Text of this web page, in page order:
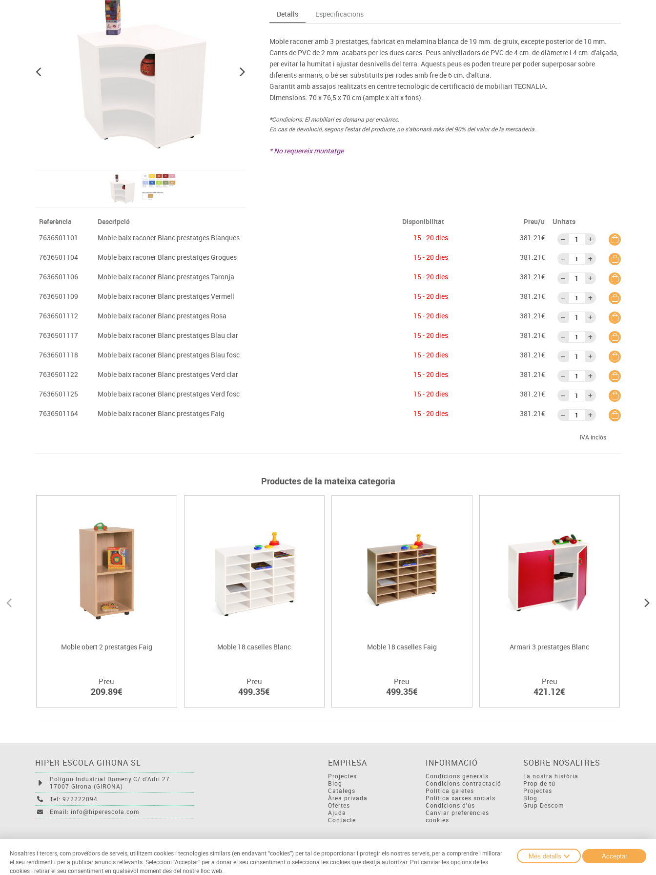
Complements d'oficina
Plastificació, enquadernació i destrucció
Informàtica
Construccions
Espais exteriors
Psicomotricitat
Jocs simbòlics
Videoprojecció
Taules escolars, abatibles i polivalents
Penjadors, prestatges i taquilles
Cadires, bancs i tamborets
Entrenament
Foam
Esports raqueta
Gimnàstica rítmica
Detalls Especificacions
Moble raconer amb 3 prestatges, fabricat en melamina blanca de 19 mm. de gruix, excepte posterior de 10 mm.
Cants de PVC de 2 mm. acabats per les dues cares. Peus anivelladors de PVC de 4 cm. de diàmetre i 4 cm. d'alçada,
per evitar la humitat i ajustar desnivells del terra. Aquests peus es poden treure per poder superposar sobre
diferents armaris, o bé ser substituïts per rodes amb fre de 6 cm. d'altura.
Garantit amb assajos realitzats en centre tecnològic de certificació de mobiliari TECNALIA.
Dimensions: 70 x 76,5 x 70 cm (ample x alt x fons).
*Condicions: El mobiliari es demana per encàrrec.
En cas de devolució, segons l'estat del producte, no s'abonarà més del 90% del valor de la mercaderia.
* No requereix muntatge
Referència Descripció Disponibilitat Preu/u
Unitats
7636501101
Moble baix raconer Blanc prestatges Blanques 15 - 20 dies 381.21€
7636501104 Moble baix raconer Blanc prestatges Grogues 15 - 20 dies 381.21€
7636501106 Moble baix raconer Blanc prestatges Taronja 15 - 20 dies 381.21€
7636501109 Moble baix raconer Blanc prestatges Vermell 15 - 20 dies 381.21€
7636501112 Moble baix raconer Blanc prestatges Rosa 15 - 20 dies 381.21€
7636501117 Moble baix raconer Blanc prestatges Blau clar 15 - 20 dies 381.21€
7636501118 Moble baix raconer Blanc prestatges Blau fosc 15 - 20 dies 381.21€
7636501122 Moble baix raconer Blanc prestatges Verd clar 15 - 20 dies 381.21€
7636501125 Moble baix raconer Blanc prestatges Verd fosc 15 - 20 dies 381.21€
7636501164 Moble baix raconer Blanc prestatges Faig 15 - 20 dies 381.21€
IVA inclòs
Productes de la mateixa categoria
Moble obert 2 prestatges Faig
Preu
209.89€
Moble 18 caselles Blanc
Preu
499.35€
Moble 18 caselles Faig
Preu
499.35€
Armari 3 prestatges Blanc
Preu
421.12€
HIPER ESCOLA GIRONA SL
Polígon Industrial Domeny.C/ d'Adri 27
17007 Girona (GIRONA)
Tel: 972222094
Email: info@hiperescola.com
EMPRESA
Projectes
Blog
Catàlegs
Àrea privada
Ofertes
Ajuda
Contacte
INFORMACIÓ
Condicions generals
Condicions contractació
Política galetes
Política xarxes socials
Condicions d'ús
Canviar preferències
cookies
SOBRE NOSALTRES
La nostra història
Prop de tú
Projectes
Blog
Grup Descom
Nosaltres i tercers, com proveïdors de serveis, utilitzem cookies i tecnologies similars (en endavant “cookies”) per tal de proporcionar i protegir els nostres serveis, per a comprendre i millorar
el seu rendiment i per a publicar anuncis rellevants. Seleccioni “Acceptar” per a donar el seu consentiment o selecciona les cookies que desitja autoritzar. Pot canviar les opcions de les
cookies i retirar el seu consentiment en qualsevol moment des del nostre lloc web.
Més detalls Acceptar